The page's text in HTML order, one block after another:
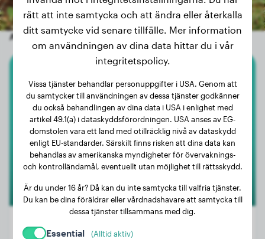
Andra slumpmässiga hundar
Australian Shepherd
Vicky
rätt att inte samtycka och att ändra eller återkalla
ditt samtycke vid senare tillfälle. Mer information
om användningen av dina data hittar du i vår
integritetspolicy.
Vissa tjänster behandlar personuppgifter i USA. Genom att
du samtycker till användningen av dessa tjänster godkänner
du också behandlingen av dina data i USA i enlighet med
artikel 49.1(a) i dataskyddsförordningen. USA anses av EG-
domstolen vara ett land med otillräcklig nivå av dataskydd
enligt EU-standarder. Särskilt finns risken att dina data kan
behandlas av amerikanska myndigheter för övervaknings-
och kontrolländamål, eventuellt utan möjlighet till rättsskydd.
Är du under 16 år? Då kan du inte samtycka till valfria tjänster.
Du kan be dina föräldrar eller vårdnadshavare att samtycka till
dessa tjänster tillsammans med dig.
Essential (Alltid aktiv)